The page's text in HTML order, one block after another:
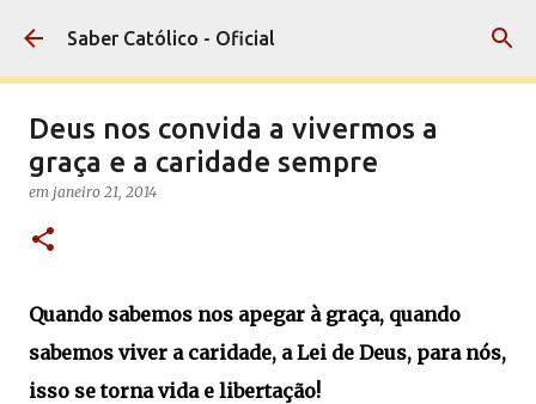
Pular para o conteúdo principal
Saber Católico - Oficial
Deus nos convida a vivermos a
graça e a caridade sempre
em janeiro 21, 2014
Quando sabemos nos apegar à graça, quando
sabemos viver a caridade, a Lei de Deus, para nós,
isso se torna vida e libertação!